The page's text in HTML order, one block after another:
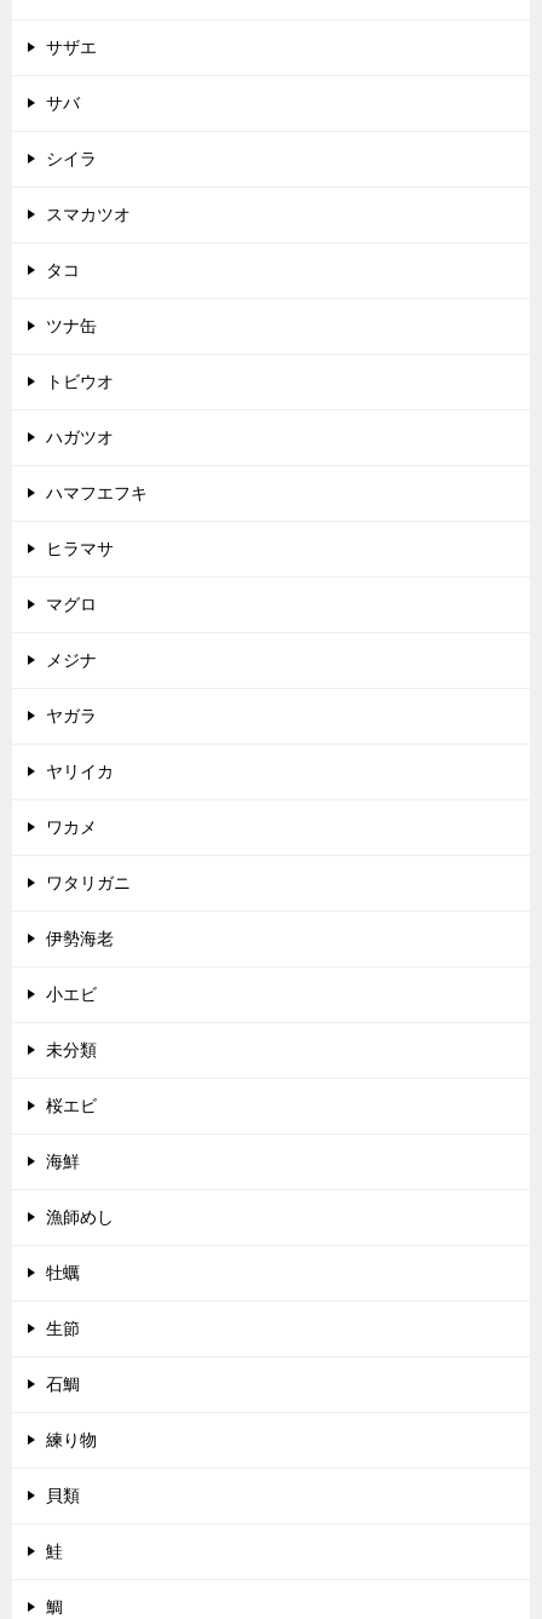
サザエ
サバ
シイラ
スマカツオ
タコ
ツナ缶
トビウオ
ハガツオ
ハマフエフキ
ヒラマサ
マグロ
メジナ
ヤガラ
ヤリイカ
ワカメ
ワタリガニ
伊勢海老
小エビ
未分類
桜エビ
海鮮
漁師めし
牡蠣
生節
石鯛
練り物
貝類
鮭
鯛